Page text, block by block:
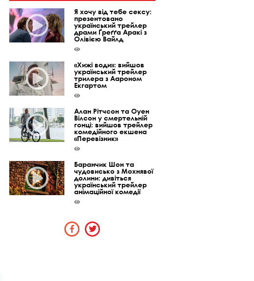
Я хочу від тебе сексу:
презентовано
український трейлер
драми Ґреґґа Аракі з
Олівією Вайлд
«Хижі води»: вийшов
український трейлер
трилера з Аароном
Екгартом
Алан Рітчсон та Оуен
Вілсон у смертельній
гонці: вийшов трейлер
комедійного екшена
«Перевізник»
Баранчик Шон та
чудовисько з Мохнявої
долини: дивіться
український трейлер
анімаційної комедії